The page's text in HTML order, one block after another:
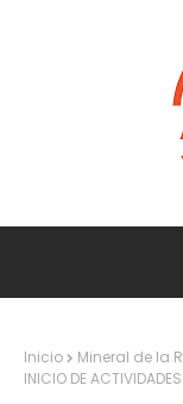
Inicio
Mineral de la
INICIO DE